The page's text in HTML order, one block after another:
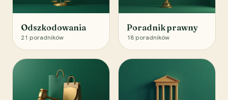
Odszkodowania
21 poradników
Poradnik prawny
18 poradników